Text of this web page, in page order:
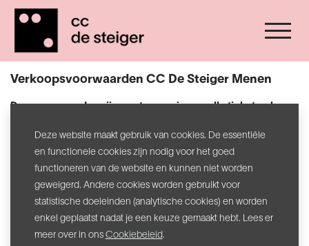
Verkoopsvoorwaarden CC De Steiger Menen
genoemd).
De Steiger biedt tickets te koop aan voor activiteiten in eigen
organisatie en in opdracht van andere organisatoren.
Deze website maakt gebruik van cookies. De essentiële
en functionele cookies zijn nodig voor het goed
functioneren van de website en kunnen niet worden
geweigerd. Andere cookies worden gebruikt voor
statistische doeleinden (analytische cookies) en worden
enkel geplaatst nadat je een keuze gemaakt hebt. Lees er
meer over in ons Cookiebeleid.